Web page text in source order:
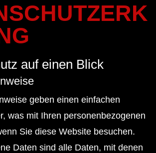
auf einen Blick
geben einen einfachen
was mit Ihren personenbezogenen
Sie diese Website besuchen.
Daten sind alle Daten, mit denen